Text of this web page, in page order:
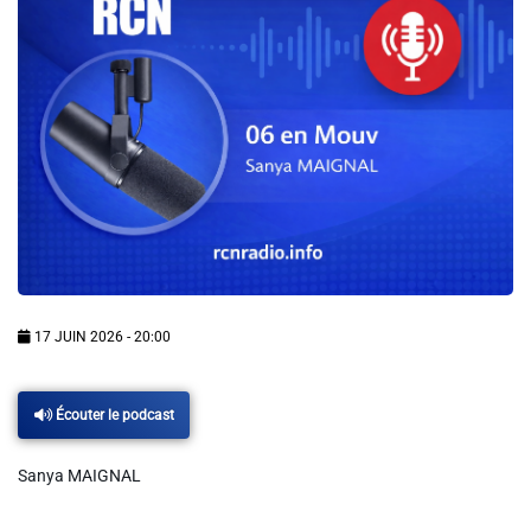
Evènements
Météo Nice
Info routes
Issa Nissa OGC Nice
RCN Soutiens
17 JUIN 2026 - 20:00
Écouter le podcast
Sanya MAIGNAL